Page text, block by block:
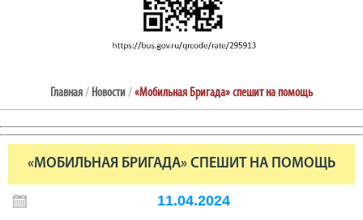
Главная/ Новости/«Мобильная Бригада» спешит на помощь
«МОБИЛЬНАЯ БРИГАДА» СПЕШИТ НА ПОМОЩЬ
11.04.2024